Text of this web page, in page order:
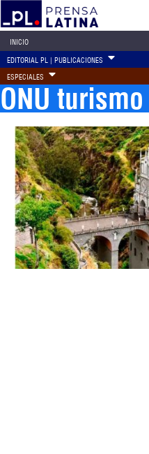
INICIO
EDITORIAL PL | PUBLICACIONES
ESPECIALES
ONU turismo